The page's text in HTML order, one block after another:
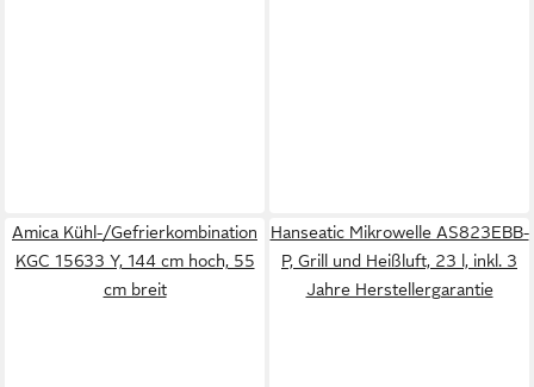
Amica Kühl-/Gefrierkombination
KGC 15633 Y, 144 cm hoch, 55
cm breit
Hanseatic Mikrowelle AS823EBB-
P, Grill und Heißluft, 23 l, inkl. 3
Jahre Herstellergarantie